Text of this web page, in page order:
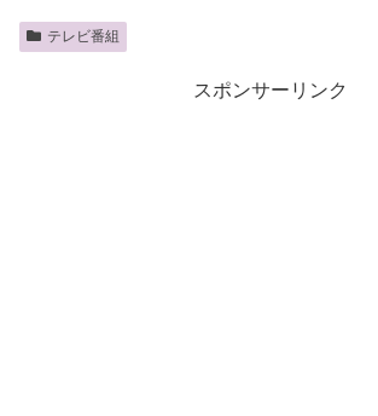
テレビ番組
スポンサーリンク